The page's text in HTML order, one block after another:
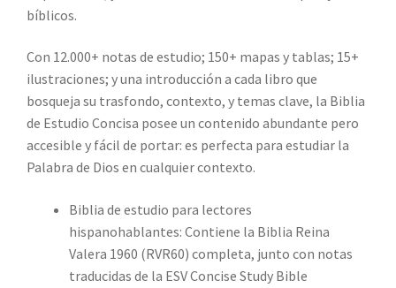
bíblicos.
Con 12.000+ notas de estudio; 150+ mapas y tablas; 15+
ilustraciones; y una introducción a cada libro que
bosqueja su trasfondo, contexto, y temas clave, la Biblia
de Estudio Concisa posee un contenido abundante pero
accesible y fácil de portar: es perfecta para estudiar la
Palabra de Dios en cualquier contexto.
Biblia de estudio para lectores
hispanohablantes: Contiene la Biblia Reina
Valera 1960 (RVR60) completa, junto con notas
traducidas de la ESV Concise Study Bible